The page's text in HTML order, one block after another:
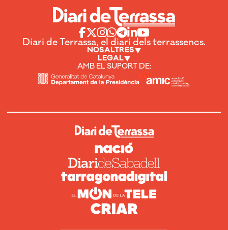
Diari de Terrassa, el diari dels terrassencs.
NOSALTRES
LEGAL
AMB EL SUPORT DE: